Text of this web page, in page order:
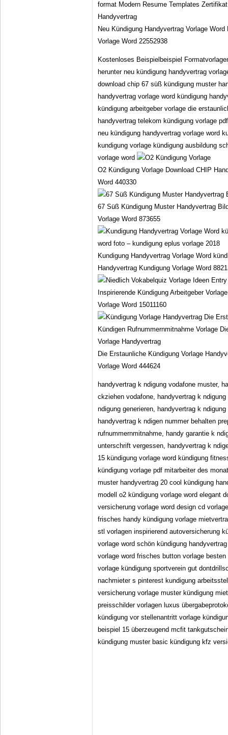
Neu Kündigung Handyvertrag Vorlage
Vorlage Word 22552938
Kostenloses Beispielbeispiel
herunter neu kündigung handyvertrag
download chip 67 süß kündigung muster
handyvertrag vorlage word kündigung
kündigung arbeitgeber vorlage die
handyvertrag telekom kündigung vorlage
neu kündigung handyvertrag vorlage word
kundigung vorlage kündigung ausbildung
vorlage word
O2 Kündigung Vorlage Download CHIP
Word 440330
67 Süß Kündigung Muster Handyvertrag
Vorlage Word 873655
Kundigung Handyvertrag Vorlage Word
Handyvertrag Kundigung Vorlage Word
Inspirierende Kündigung Arbeitgeber
Vorlage Word 15011160
Die Erstaunliche Kündigung Vorlage
Vorlage Word 444624
handyvertrag k ndigung vodafone muster,
ckziehen vodafone, handyvertrag k
ndigung generieren, handyvertrag k
handyvertrag k ndigen nummer behalten
rufnummernmitnahme, handy garantie k
unterschrift vergessen, handyvertrag k
15 kündigung vorlage word kündigung
kündigung vorlage pdf mitarbeiter des
muster handyvertrag 20 cool kündigung
modell o2 kündigung vorlage word elegant
versicherung vorlage word design cd
frisches handy kündigung vorlage
stl vorlagen inspirierend autoversicherung
vorlage word schön kündigung
vorlage word frisches button vorlage
vorlage kündigung sportverein gut
nachmieter s pinterest kundigung
versicherung vorlage muster kündigung
preisschilder vorlagen luxus
kündigung vor stellenantritt vorlage
beispiel 15 überzeugend mcfit
kündigung muster basic kündigung kfz